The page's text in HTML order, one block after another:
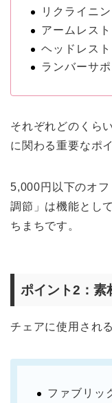
リクライニ
アームレス
ヘッドレスト
ランバーサ
それぞれどのくら
に関わる重要なポ
5,000円以下のオ
調節」は機能とし
ちまちです。
ポイント2：素
チェアに使用され
ファブリッ